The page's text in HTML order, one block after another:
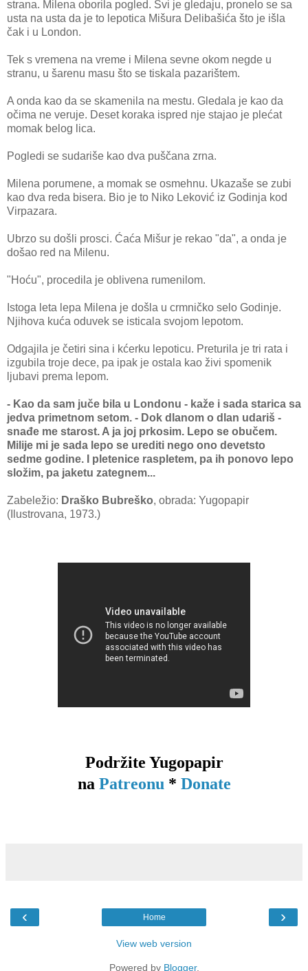
strana. Milena oborila pogled. Svi je gledaju, pronelo se sa
usta na usta da je to lepotica Mišura Delibašića što je išla
čak i u London.
Tek s vremena na vreme i Milena sevne okom negde u
stranu, u šarenu masu što se tiskala pazarištem.
A onda kao da se skamenila na mestu. Gledala je kao da
očima ne veruje. Deset koraka ispred nje stajao je plećat
momak belog lica.
Pogledi se sudariše kao dva puščana zrna.
Milena porumene, a momak se osmehnu. Ukazaše se zubi
kao dva reda bisera. Bio je to Niko Leković iz Godinja kod
Virpazara.
Ubrzo su došli prosci. Ćaća Mišur je rekao "da", a onda je
došao red na Milenu.
"Hoću", procedila je oblivena rumenilom.
Istoga leta lepa Milena je došla u crmničko selo Godinje.
Njihova kuća oduvek se isticala svojom lepotom.
Odgajila je četiri sina i kćerku lepoticu. Preturila je tri rata i
izgubila troje dece, pa ipak je ostala kao živi spomenik
ljubavi prema lepom.
- Kao da sam juče bila u Londonu - kaže i sada starica sa
jedva primetnom setom. - Dok dlanom o dlan udariš -
snađe me starost. A ja joj prkosim. Lepo se obučem.
Milije mi je sada lepo se urediti nego ono devetsto
sedme godine. I pletenice raspletem, pa ih ponovo lepo
složim, pa jaketu zategnem...
Zabeležio: Draško Bubreško, obrada: Yugopapir
(Ilustrovana, 1973.)
Podržite Yugopapir
na Patreonu * Donate
‹ ›
Home
View web version
Powered by Blogger.